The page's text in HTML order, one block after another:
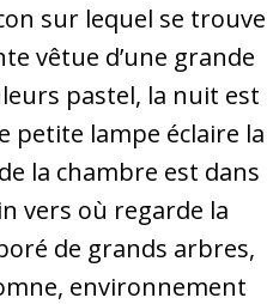
sur lequel se trouve
vêtue d’une grande
pastel, la nuit est
petite lampe éclaire la
la chambre est dans
vers où regarde la
de grands arbres,
environnement